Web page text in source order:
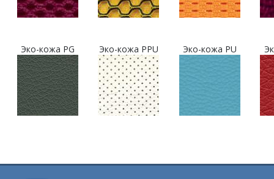
Эко-кожа PG Эко-кожа PPU Эко-кожа PU